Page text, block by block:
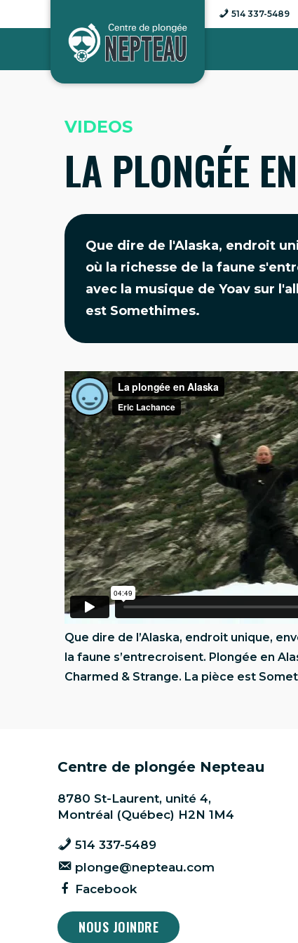
514 337-5489
VIDEOS
LA PLONGÉE
Que dire de l'Alaska, endroit
où la richesse de la faune
avec la musique de Yoav sur
est Somethimes.
Que dire de l’Alaska, endroit unique,
la faune s’entrecroisent. Plongée en
Charmed & Strange. La pièce est
Centre de plongée Nepteau
8780 St-Laurent, unité 4,
Montréal (Québec) H2N 1M4
514 337-5489
plonge@nepteau.com
Facebook
NOUS JOINDRE